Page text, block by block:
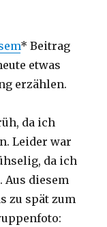
* Beitrag
etwas
erzählen.
da ich
Leider war
da ich
Aus diesem
zu spät zum